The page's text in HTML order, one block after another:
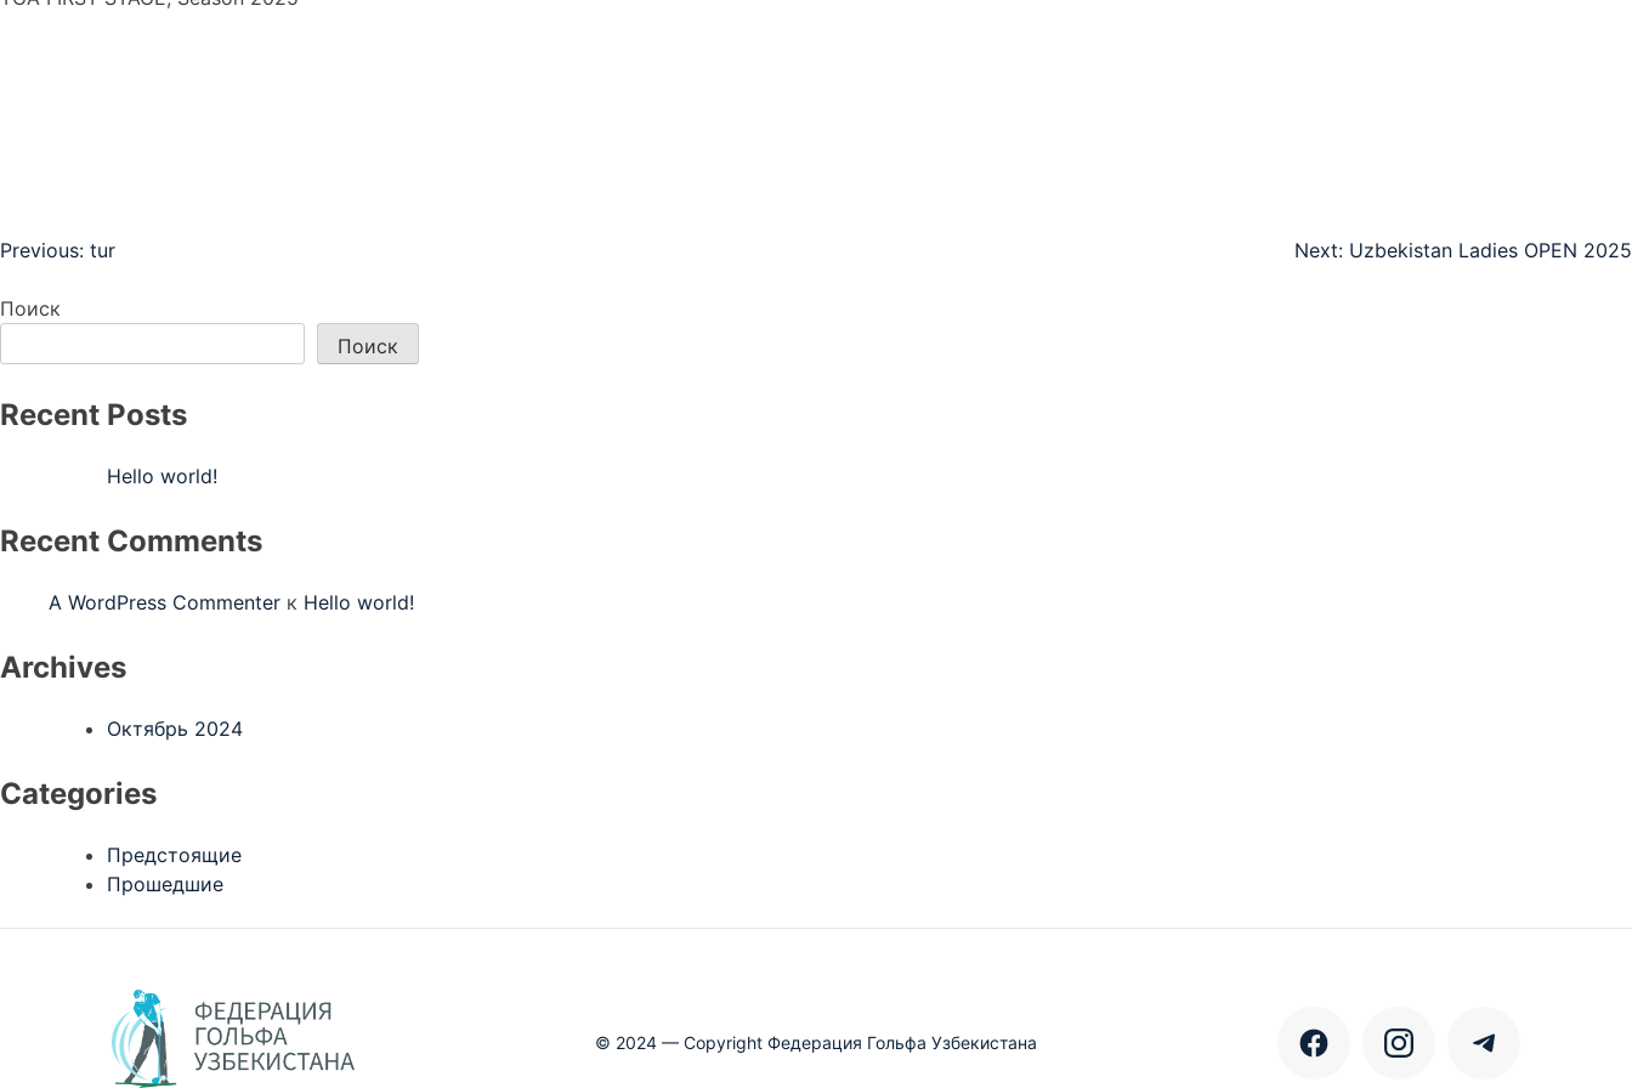
Навигация
по
Previous: tur Next: Uzbekistan Ladies OPEN 2025
Поиск
Поиск
Recent Posts
Hello world!
Recent Comments
A WordPress Commenter к Hello world!
Archives
Октябрь 2024
Categories
Предстоящие
Прошедшие
© 2024 — Copyright Федерация Гольфа Узбекистана